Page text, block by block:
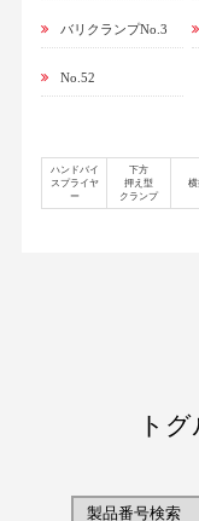
バリクランプNo.3
No.52
ハンドバイ
スプライヤ
ー
下方
押え型
クランプ
横
ト